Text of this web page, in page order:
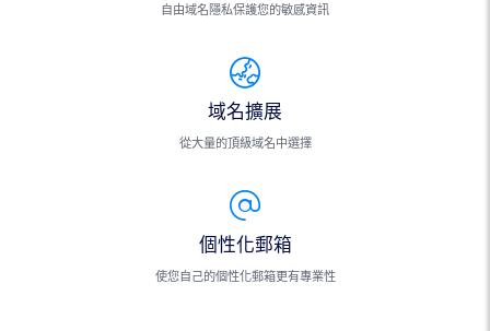
自由域名隱私保護您的敏感資訊
域名擴展
從大量的頂級域名中選擇
個性化郵箱
使您自己的個性化郵箱更有專業性